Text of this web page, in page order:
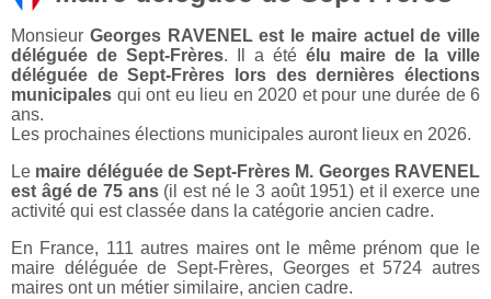
Monsieur Georges RAVENEL est le maire actuel de ville
déléguée de Sept-Frères. Il a été élu maire de la ville
déléguée de Sept-Frères lors des dernières élections
municipales qui ont eu lieu en 2020 et pour une durée de 6
ans.
Les prochaines élections municipales auront lieux en 2026.
Le maire déléguée de Sept-Frères M. Georges RAVENEL
est âgé de 75 ans(il est né le 3 août 1951) et il exerce une
activité qui est classée dans la catégorie ancien cadre.
En France, 111 autres maires ont le même prénom que le
maire déléguée de Sept-Frères, Georges et 5724 autres
maires ont un métier similaire, ancien cadre.